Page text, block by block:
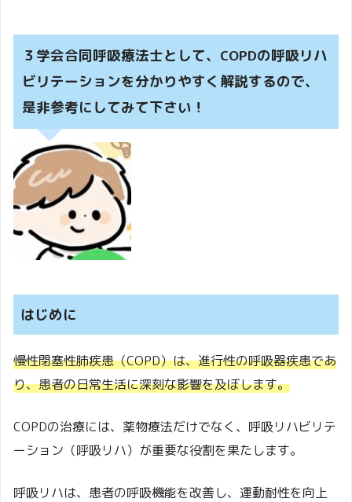
３学会合同呼吸療法士として、COPDの呼吸リハ
ビリテーションを分かりやすく解説するので、
是非参考にしてみて下さい！
はじめに
慢性閉塞性肺疾患（COPD）は、進行性の呼吸器疾患であ
り、患者の日常生活に深刻な影響を及ぼします。
COPDの治療には、薬物療法だけでなく、呼吸リハビリテ
ーション（呼吸リハ）が重要な役割を果たします。
呼吸リハは、患者の呼吸機能を改善し、運動耐性を向上